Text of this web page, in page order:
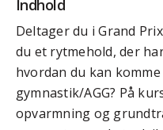
Indhold
Deltager du i Grand
du et rytmehold, der
hvordan du kan
gymnastik/AGG? På
opvarmning og